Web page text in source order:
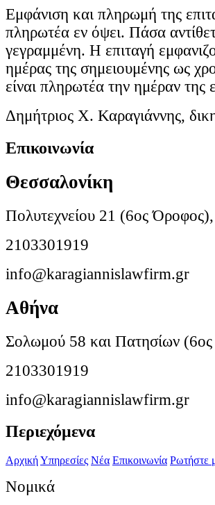
Εμφάνιση και πληρωμή της
πληρωτέα εν όψει. Πάσα
γεγραμμένη. Η επιταγή
ημέρας της σημειουμένης ως
είναι πληρωτέα την ημέραν της
Δημήτριος Χ. Καραγιάννης,
Επικοινωνία
Θεσσαλονίκη
Πολυτεχνείου 21 (6ος
2103301919
info@karagiannislawfirm.gr
Αθήνα
Σολωμού 58 και Πατησίων
2103301919
info@karagiannislawfirm.gr
Περιεχόμενα
ΑρχικήΥπηρεσίες Νέα Επικοινωνία Ρωτήστε
Νομικά